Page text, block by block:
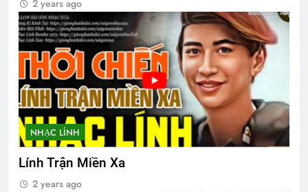
3 Years Ago
Phân Ưu CSVSQ Hoàng Đình Hiệp K20
2 Years Ago
MÙA XUÂN ĐANG VỀ
3 Years Ago
2 years ago
NHẠC LÍNH
Lính Trận Miền Xa
2 years ago